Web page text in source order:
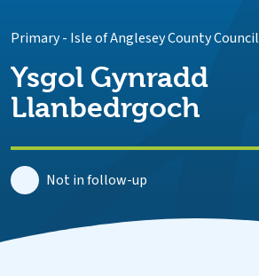
Primary- Isle of Anglesey County Council
Ysgol Gynradd
Llanbedrgoch
Not in follow-up